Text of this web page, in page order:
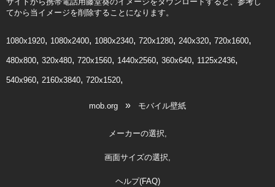
てから当イメージを削除することになります。
1080x1920 1080x2400 1080x2340 720x1280 240x320 720x1600
480x800 320x480 720x1560 1440x2560 360x640 1125x2436
540x960 2160x3840 720x1520
mob.org » モバイル壁紙
メーカーの選択
画面サイズの選択
ヘルプ(FAQ)